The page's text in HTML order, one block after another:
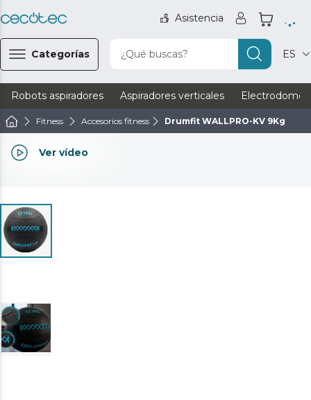
Asistencia
Categorías ¿Qué buscas? ES
Robots aspiradores Aspiradores verticales
Fitness Accesorios fitness Drumfit WALLPRO-KV 9Kg
Ver vídeo